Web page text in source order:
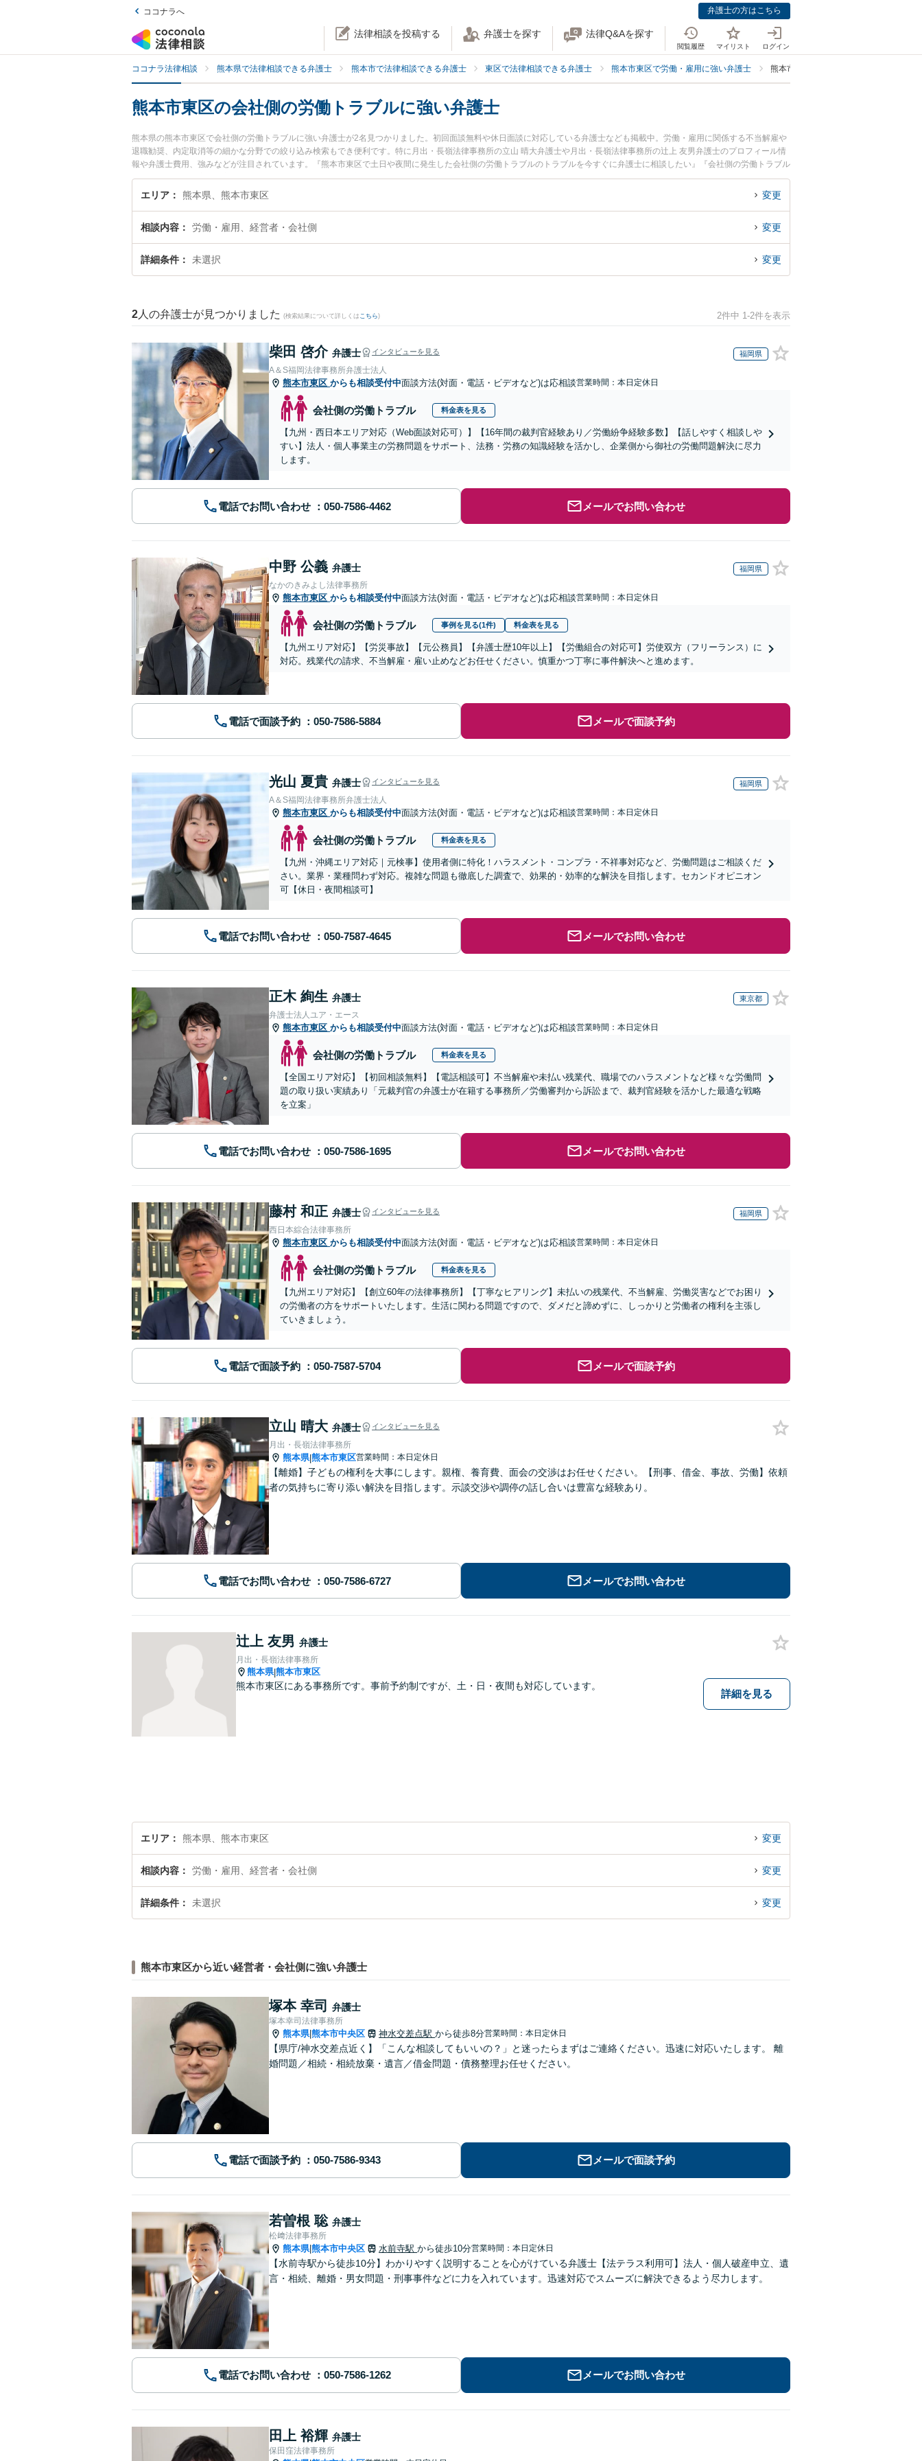
ココナラへ 弁護士の方はこちら
法律相談を投稿する 弁護士を探す 法律Q&Aを探す
閲覧履歴 マイリスト ログイン
ココナラ法律相談 熊本県で法律相談できる弁護士 熊本市で法律相談できる弁護士 東区で法律相談できる弁護士 熊本市東区で労働・雇用に強い弁護士 熊本市東区で経営者・会社側に強い弁護
熊本市東区の会社側の労働トラブルに強い弁護士
熊本県の熊本市東区で会社側の労働トラブルに強い弁護士が2名見つかりました。初回面談無料や休日面談に対応している弁護士なども掲載中。労働・雇用に関係する不当解雇や
退職勧奨、内定取消等の細かな分野での絞り込み検索もでき便利です。特に月出・長嶺法律事務所の立山 晴大弁護士や月出・長嶺法律事務所の辻上 友男弁護士のプロフィール情
報や弁護士費用、強みなどが注目されています。『熊本市東区で土日や夜間に発生した会社側の労働トラブルのトラブルを今すぐに弁護士に相談したい』『会社側の労働トラブル
のトラブル解決の実績豊富な近くの弁護士を検索したい』『初回相談無料で会社側の労働トラブルを法律相談できる熊本市東区内の弁護士に相談予約したい』などでお困りの相談
者さんにおすすめです。
エリア 熊本県、熊本市東区 変更
相談内容 労働・雇用、経営者・会社側 変更
詳細条件 未選択 変更
2 人の弁護士が見つかりました (検索結果について詳しくは こちら) 2件中 1-2件を表示
柴田 啓介 弁護士 インタビューを見る 福岡県
A＆S福岡法律事務所弁護士法人
熊本市東区 からも相談受付中面談方法(対面・電話・ビデオなど)は応相談営業時間：本日定休日
会社側の労働トラブル 料金表を見る
【九州・西日本エリア対応（Web面談対応可）】【16年間の裁判官経験あり／労働紛争経験多数】【話しやすく相談しや
すい】法人・個人事業主の労務問題をサポート、法務・労務の知識経験を活かし、企業側から御社の労働問題解決に尽力
します。
電話でお問い合わせ メールでお問い合わせ
中野 公義 弁護士 福岡県
なかのきみよし法律事務所
熊本市東区 からも相談受付中面談方法(対面・電話・ビデオなど)は応相談営業時間：本日定休日
会社側の労働トラブル 事例を見る(1件) 料金表を見る
【九州エリア対応】【労災事故】【元公務員】【弁護士歴10年以上】【労働組合の対応可】労使双方（フリーランス）に
対応。残業代の請求、不当解雇・雇い止めなどお任せください。慎重かつ丁寧に事件解決へと進めます。
電話で面談予約 メールで面談予約
光山 夏貴 弁護士 インタビューを見る 福岡県
A＆S福岡法律事務所弁護士法人
熊本市東区 からも相談受付中面談方法(対面・電話・ビデオなど)は応相談営業時間：本日定休日
会社側の労働トラブル 料金表を見る
【九州・沖縄エリア対応｜元検事】使用者側に特化！ハラスメント・コンプラ・不祥事対応など、労働問題はご相談くだ
さい。業界・業種問わず対応。複雑な問題も徹底した調査で、効果的・効率的な解決を目指します。セカンドオピニオン
可【休日・夜間相談可】
電話でお問い合わせ メールでお問い合わせ
正木 絢生 弁護士 東京都
弁護士法人ユア・エース
熊本市東区 からも相談受付中面談方法(対面・電話・ビデオなど)は応相談営業時間：本日定休日
会社側の労働トラブル 料金表を見る
【全国エリア対応】【初回相談無料】【電話相談可】不当解雇や未払い残業代、職場でのハラスメントなど様々な労働問
題の取り扱い実績あり「元裁判官の弁護士が在籍する事務所／労働審判から訴訟まで、裁判官経験を活かした最適な戦略
を立案」
電話でお問い合わせ メールでお問い合わせ
藤村 和正 弁護士 インタビューを見る 福岡県
西日本綜合法律事務所
熊本市東区 からも相談受付中面談方法(対面・電話・ビデオなど)は応相談営業時間：本日定休日
会社側の労働トラブル 料金表を見る
【九州エリア対応】【創立60年の法律事務所】【丁寧なヒアリング】未払いの残業代、不当解雇、労働災害などでお困り
の労働者の方をサポートいたします。生活に関わる問題ですので、ダメだと諦めずに、しっかりと労働者の権利を主張し
ていきましょう。
電話で面談予約 メールで面談予約
立山 晴大 弁護士 インタビューを見る
月出・長嶺法律事務所
熊本県|熊本市東区営業時間：本日定休日
【離婚】子どもの権利を大事にします。親権、養育費、面会の交渉はお任せください。【刑事、借金、事故、労働】依頼
者の気持ちに寄り添い解決を目指します。示談交渉や調停の話し合いは豊富な経験あり。
電話でお問い合わせ メールでお問い合わせ
辻上 友男 弁護士
月出・長嶺法律事務所
熊本県|熊本市東区
熊本市東区にある事務所です。事前予約制ですが、土・日・夜間も対応しています。
詳細を見る
エリア 熊本県、熊本市東区 変更
相談内容 労働・雇用、経営者・会社側 変更
詳細条件 未選択 変更
熊本市東区から近い経営者・会社側に強い弁護士
塚本 幸司 弁護士
塚本幸司法律事務所
熊本県|熊本市中央区 神水交差点駅 から徒歩8分営業時間：本日定休日
【県庁/神水交差点近く】「こんな相談してもいいの？」と迷ったらまずはご連絡ください。迅速に対応いたします。 離
婚問題／相続・相続放棄・遺言／借金問題・債務整理お任せください。
電話で面談予約 メールで面談予約
若曽根 聡 弁護士
松﨑法律事務所
熊本県|熊本市中央区 水前寺駅 から徒歩10分営業時間：本日定休日
【水前寺駅から徒歩10分】わかりやすく説明することを心がけている弁護士【法テラス利用可】法人・個人破産申立、遺
言・相続、離婚・男女問題・刑事事件などに力を入れています。迅速対応でスムーズに解決できるよう尽力します。
電話でお問い合わせ メールでお問い合わせ
田上 裕輝 弁護士
保田窪法律事務所